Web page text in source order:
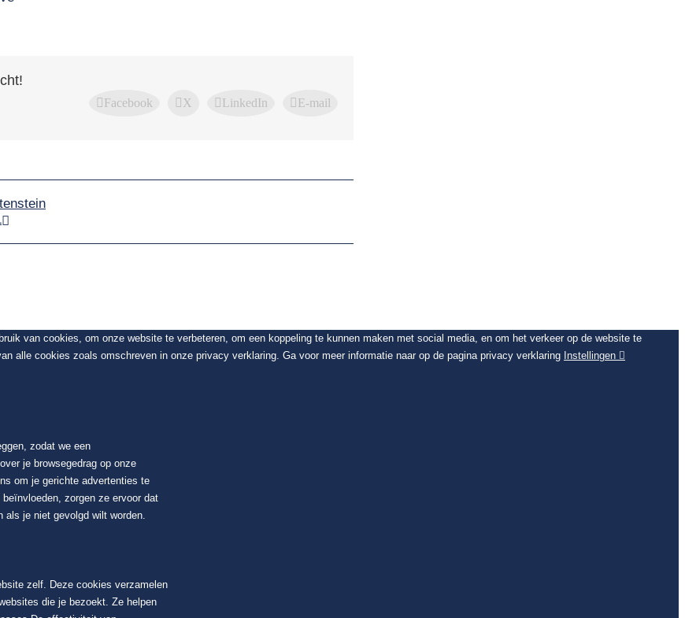
Facebook X LinkedIn E-mail
van cookies, om onze website te verbeteren, om een koppeling te kunnen maken met social media, en om het verkeer op de website te
alle cookies zoals omschreven in onze privacy verklaring. Ga voor meer informatie naar op de pagina privacy verklaring Instellingen
zodat we een
je browsegedrag op onze
om je gerichte advertenties te
zorgen ze ervoor dat
als je niet gevolgd wilt worden.
zelf. Deze cookies verzamelen
die je bezoekt. Ze helpen